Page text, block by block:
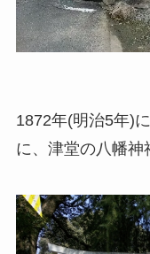
1872年(明治5年)
に、津堂の八幡神